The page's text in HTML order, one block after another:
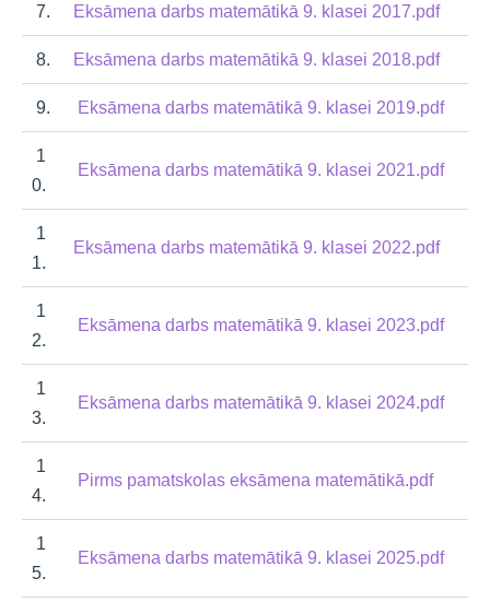
7. Eksāmena darbs matemātikā 9. klasei 2017.pdf
8. Eksāmena darbs matemātikā 9. klasei 2018.pdf
9. Eksāmena darbs matemātikā 9. klasei 2019.pdf
1
0.
Eksāmena darbs matemātikā 9. klasei 2021.pdf
1
1.
Eksāmena darbs matemātikā 9. klasei 2022.pdf
1
2.
Eksāmena darbs matemātikā 9. klasei 2023.pdf
1
3.
Eksāmena darbs matemātikā 9. klasei 2024.pdf
1
4.
Pirms pamatskolas eksāmena matemātikā.pdf
1
5.
Eksāmena darbs matemātikā 9. klasei 2025.pdf